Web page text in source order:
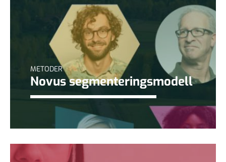
METODER
Novus segmenteringsmodell